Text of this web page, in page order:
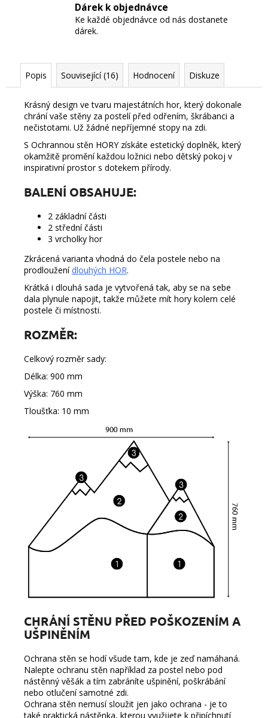
Dárek k objednávce
Ke každé objednávce od nás dostanete
dárek.
Popis Související (16) Hodnocení Diskuze
Krásný design ve tvaru majestátních hor, který dokonale
chrání vaše stěny za postelí před odřením, škrábanci a
nečistotami. Už žádné nepříjemné stopy na zdi.
S Ochrannou stěn HORY získáte estetický doplněk, který
okamžitě promění každou ložnici nebo dětský pokoj v
inspirativní prostor s dotekem přírody.
BALENÍ OBSAHUJE:
2 základní části
2 střední části
3 vrcholky hor
Zkrácená varianta vhodná do čela postele nebo na
prodlouženídlouhých HOR.
Krátká i dlouhá sada je vytvořená tak, aby se na sebe
dala plynule napojit, takže můžete mít hory kolem celé
postele či místnosti.
ROZMĚR:
Celkový rozměr sady:
Délka: 900 mm
Výška: 760 mm
Tloušťka: 10 mm
CHRÁNÍ STĚNU PŘED POŠKOZENÍM A
UŠPINĚNÍM
Ochrana stěn se hodí všude tam, kde je zeď namáhaná.
Nalepte ochranu stěn například za postel nebo pod
nástěnný věšák a tím zabráníte ušpinění, poškrábání
nebo otlučení samotné zdi.
Ochrana stěn nemusí sloužit jen jako ochrana - je to
také praktická nástěnka, kterou využijete k připíchnutí